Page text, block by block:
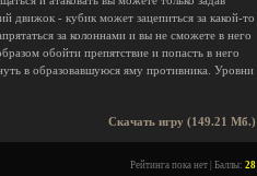
движок - кубик может зацепиться за какой-то
за колоннами и вы не сможете в него
обойти препятствие и попасть в него
в образовавшуюся яму противника. Уровни
Скачать игру (149.21 Мб.)
Рейтинга пока нет | Баллы: 28